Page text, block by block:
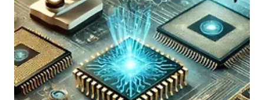
르다고 합니다. 저항이 낮고 전력 소모도 적으니, 이상적인 차세대 반도체 소자
라는 말이 나오는 것도 당연하..